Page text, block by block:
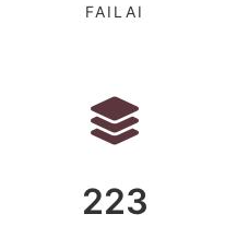
FAILAI
223